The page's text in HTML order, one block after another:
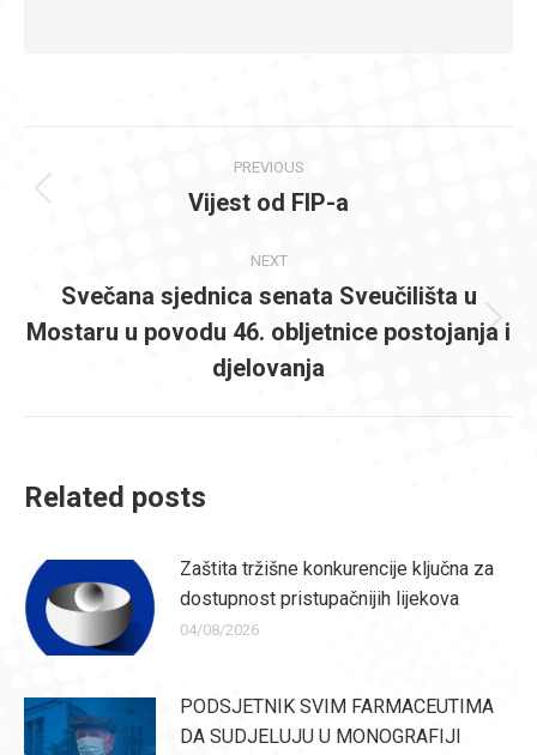
navigation
PREVIOUS
Previous
Vijest od FIP-a
NEXT
Next
post:
Svečana sjednica senata Sveučilišta u
Mostaru u povodu 46. obljetnice postojanja i
djelovanja
Related posts
Zaštita tržišne konkurencije ključna za
dostupnost pristupačnijih lijekova
04/08/2026
PODSJETNIK SVIM FARMACEUTIMA
DA SUDJELUJU U MONOGRAFIJI